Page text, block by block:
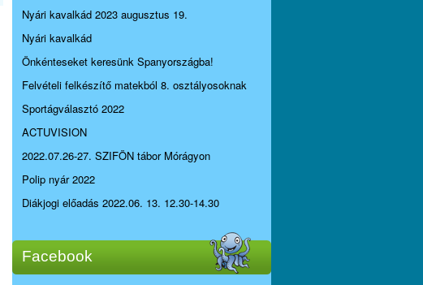
Nyári kavalkád 2023 augusztus 19.
Nyári kavalkád
Önkénteseket keresünk Spanyországba!
Felvételi felkészítő matekból 8. osztályosoknak
Sportágválasztó 2022
ACTUVISION
2022.07.26-27. SZIFÖN tábor Mórágyon
Polip nyár 2022
Diákjogi előadás 2022.06. 13. 12.30-14.30
Facebook